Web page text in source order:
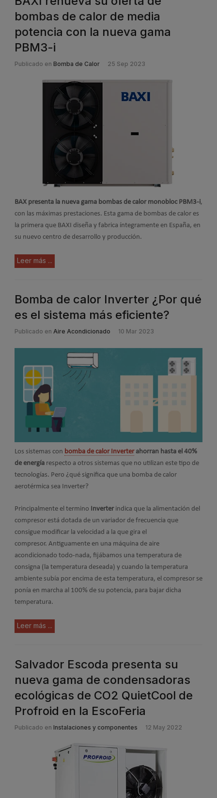
bombas de calor de media
potencia con la nueva gama
PBM3-i
Publicado en Bomba de Calor 25 Sep 2023
BAX presenta la nueva gama bombas de calor monobloc PBM3-i,
con las máximas prestaciones. Esta gama de bombas de calor es
la primera que BAXI diseña y fabrica íntegramente en España, en
su nuevo centro de desarrollo y producción.
Leer más ...
Bomba de calor Inverter ¿Por qué
es el sistema más eficiente?
Publicado en Aire Acondicionado 10 Mar 2023
Los sistemas con bomba de calor Inverterahorran hasta el 40%
de energía respecto a otros sistemas que no utilizan este tipo de
tecnologías. Pero ¿qué significa que una bomba de calor
aerotérmica sea Inverter?
Principalmente el termino Inverterindica que la alimentación del
compresor está dotada de un variador de frecuencia que
consigue modificar la velocidad a la que gira el
compresor. Antiguamente en una máquina de aire
acondicionado todo-nada, fijábamos una temperatura de
consigna (la temperatura deseada) y cuando la temperatura
ambiente subía por encima de esta temperatura, el compresor se
ponía en marcha al 100% de su potencia, para bajar dicha
temperatura.
Leer más ...
Salvador Escoda presenta su
nueva gama de condensadoras
ecológicas de CO2 QuietCool de
Profroid en la EscoFeria
Publicado en Instalaciones y componentes 12 May 2022